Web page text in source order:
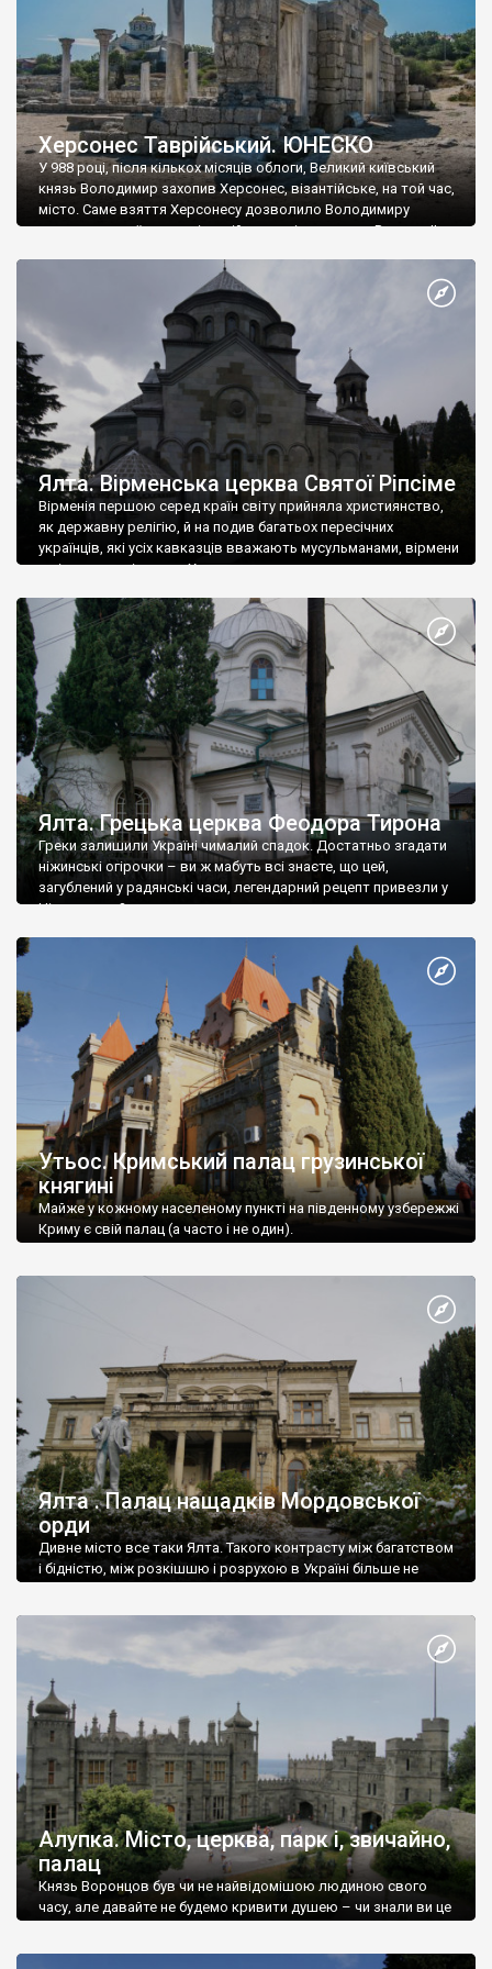
Херсонес Таврійський. ЮНЕСКО
У 988 році, після кількох місяців облоги, Великий київський
князь Володимир захопив Херсонес, візантійське, на той час,
місто. Саме взяття Херсонесу дозволило Володимиру
диктувати свої умови візантійському імператору Василю ІІ, та
Херсонесі Володимир-язичник, став Василем-християнином.
А потім було Хрещення Русі. На честь Херсонесу Таврійського
Ялта. Вірменська церква Святої Ріпсіме
Вірменія першою серед країн світу прийняла християнство,
як державну релігію, й на подив багатьох пересічних
українців, які усіх кавказців вважають мусульманами, вірмени
є відданими вірянами Христа
Ялта. Грецька церква Феодора Тирона
Греки залишили Україні чималий спадок. Достатньо згадати
ніжинські огірочки – ви ж мабуть всі знаєте, що цей,
загублений у радянські часи, легендарний рецепт привезли у
Ніжин греки?
Утьос. Кримський палац грузинської
княгині
Майже у кожному населеному пункті на південному узбережжі
Криму є свій палац (а часто і не один).
Ялта . Палац нащадків Мордовської
орди
Дивне місто все таки Ялта. Такого контрасту між багатством
і бідністю, між розкішшю і розрухою в Україні більше не
Алупка. Місто, церква, парк і, звичайно,
палац
Князь Воронцов був чи не найвідомішою людиною свого
часу, але давайте не будемо кривити душею – чи знали ви це